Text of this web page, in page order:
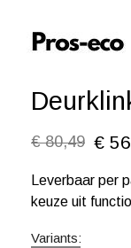
€ 80,49 €
Leverbaar per
keuze uit
Variants: